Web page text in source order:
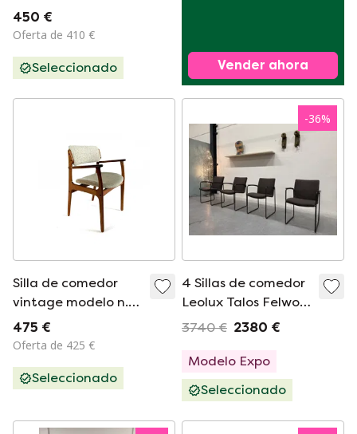
Scan '70
450 €
Oferta de 410 €
Seleccionado Vender ahora
Silla de comedor
vintage modelo n.º
50, Erik Buch '70
475 €
Oferta de 425 €
Seleccionado
-36%
4 Sillas de comedor
Leolux Talos Felwool
marrón
3740 € 2380 €
Modelo Expo
Seleccionado